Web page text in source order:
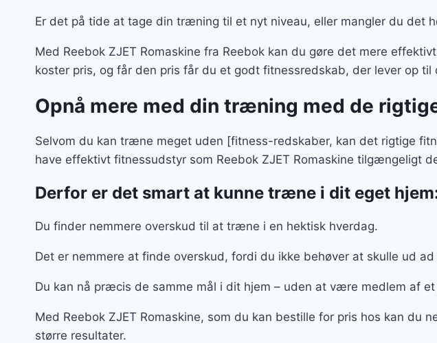
Er det på tide at tage din træning til et nyt niveau, eller mangler du
Med Reebok ZJET Romaskine fra Reebok kan du gøre det mere
koster pris, og får den pris får du et godt fitnessredskab, der lever op til
Opnå mere med din træning med de
Selvom du kan træne meget uden [fitness-redskaber, kan det rigtige
have effektivt fitnessudstyr som Reebok ZJET Romaskine tilgængeligt
Derfor er det smart at kunne træne i dit eget
Du finder nemmere overskud til at træne i en hektisk hverdag.
Det er nemmere at finde overskud, fordi du ikke behøver at skulle ud ad
Du kan nå præcis de samme mål i dit hjem – uden at være medlem af
Med Reebok ZJET Romaskine, som du kan bestille for pris hos kan
større resultater.